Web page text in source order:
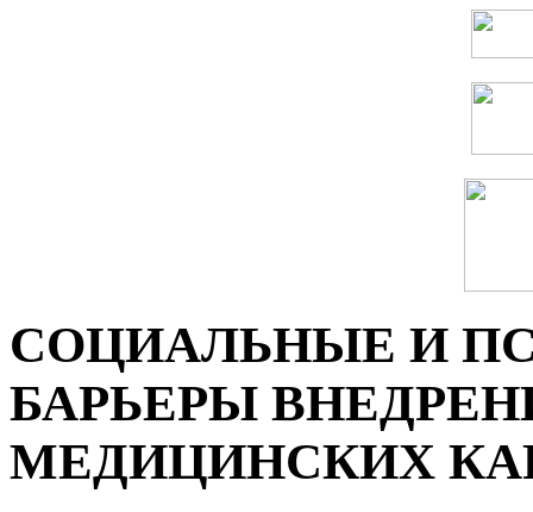
СОЦИАЛЬНЫЕ И
БАРЬЕРЫ
МЕДИЦИНСКИХ